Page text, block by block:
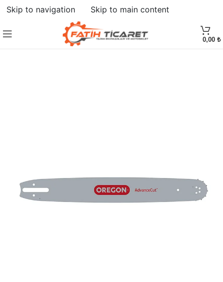
Skip to navigation Skip to main content
0,00 ₺